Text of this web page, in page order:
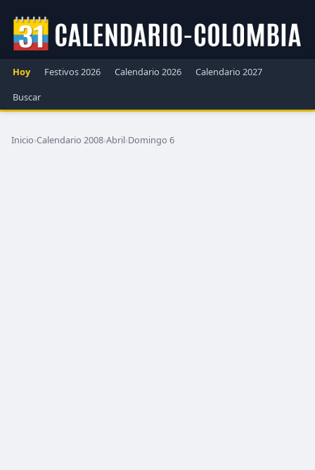
Hoy Festivos 2026 Calendario 2026
Calendario 2027
Buscar
Inicio›Calendario 2008›Abril›Domingo 6